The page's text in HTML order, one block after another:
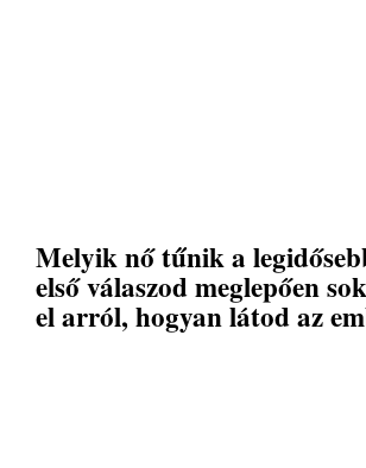
Melyik nő tűnik a
első válaszod meglepően
el arról, hogyan látod az